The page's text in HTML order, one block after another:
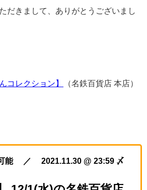
だきまして、ありがとうございまし
コレクション】 （名鉄百貨店 本店）
可能 ／ 2021.11.30 @ 23:59 〆